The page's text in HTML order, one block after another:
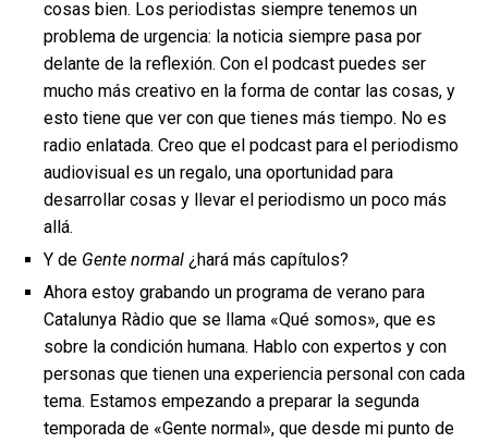
cosas bien. Los periodistas siempre tenemos un
problema de urgencia: la noticia siempre pasa por
delante de la reflexión. Con el podcast puedes ser
mucho más creativo en la forma de contar las cosas, y
esto tiene que ver con que tienes más tiempo. No es
radio enlatada. Creo que el podcast para el periodismo
audiovisual es un regalo, una oportunidad para
desarrollar cosas y llevar el periodismo un poco más
allá.
Y de Gente normal ¿hará más capítulos?
Ahora estoy grabando un programa de verano para
Catalunya Ràdio que se llama «Qué somos», que es
sobre la condición humana. Hablo con expertos y con
personas que tienen una experiencia personal con cada
tema. Estamos empezando a preparar la segunda
temporada de «Gente normal», que desde mi punto de